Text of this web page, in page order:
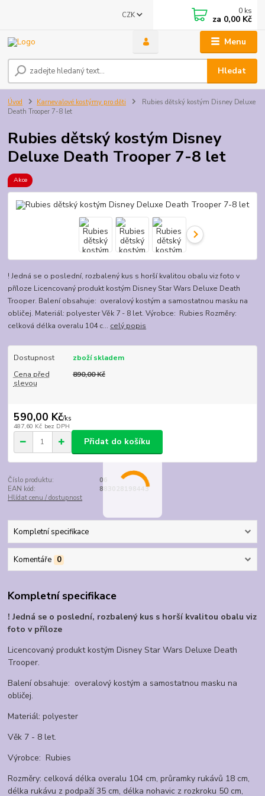
Menu
CZK
Hledat
0 ks
za 0,00 Kč
Úvod Karnevalové kostýmy pro děti
Rubies dětský kostým Disney Deluxe
Death Trooper 7-8 let
Rubies dětský kostým Disney
Deluxe Death Trooper 7-8 let
Akce
! Jedná se o poslední, rozbalený kus s horší kvalitou obalu viz foto v
příloze Licencovaný produkt kostým Disney Star Wars Deluxe Death
Trooper. Balení obsahuje: overalový kostým a samostatnou masku na
obličej. Materiál: polyester Věk 7 - 8 let. Výrobce: Rubies Rozměry:
celková délka overalu 104 c... celý popis
Dostupnost
zboží skladem
Cena před
slevou
890,00 Kč
590,00 Kč/ks
487,60 Kč bez DPH
Přidat do košíku
Číslo produktu:
06
EAN kód:
883028198443
Hlídat cenu / dostupnost
Kompletní specifikace
Komentáře 0
Kompletní specifikace
! Jedná se o poslední, rozbalený kus s horší kvalitou obalu viz
foto v příloze
Licencovaný produkt kostým Disney Star Wars Deluxe Death
Trooper.
Balení obsahuje: overalový kostým a samostatnou masku na
obličej.
Materiál: polyester
Věk 7 - 8 let.
Výrobce: Rubies
Rozměry: celková délka overalu 104 cm, průramky rukávů 18 cm,
délka rukávu z podpaží 35 cm, délka nohavic z rozkroku 50 cm,